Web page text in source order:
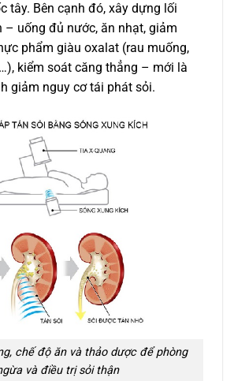
tây. Bên cạnh đó, xây dựng lối
– uống đủ nước, ăn nhạt, giảm
phẩm giàu oxalat (rau muống,
kiểm soát căng thẳng – mới là
giảm nguy cơ tái phát sỏi.
chế độ ăn và thảo dược để phòng
và điều trị sỏi thận